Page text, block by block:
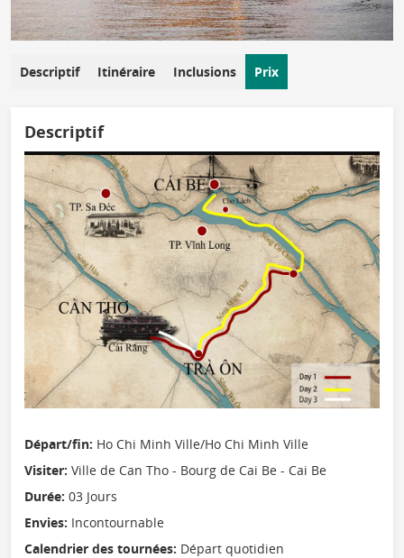
Descriptif Itinéraire Inclusions Prix
Descriptif
Départ/fin: Ho Chi Minh Ville/Ho Chi Minh Ville
Visiter: Ville de Can Tho - Bourg de Cai Be - Cai Be
Durée: 03 Jours
Envies: Incontournable
Calendrier des tournées: Départ quotidien